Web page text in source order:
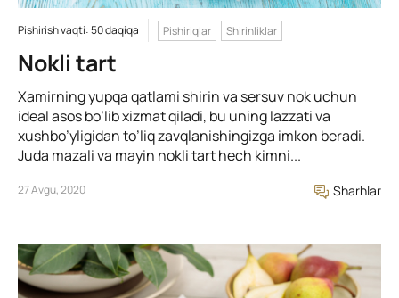
Pishirish vaqti: 50 daqiqa Pishiriqlar Shirinliklar
Nokli tart
Xamirning yupqa qatlami shirin va sersuv nok uchun
ideal asos bo’lib xizmat qiladi, bu uning lazzati va
xushbo’yligidan to’liq zavqlanishingizga imkon beradi.
Juda mazali va mayin nokli tart hech kimni...
27 Avgu, 2020 Sharhlar